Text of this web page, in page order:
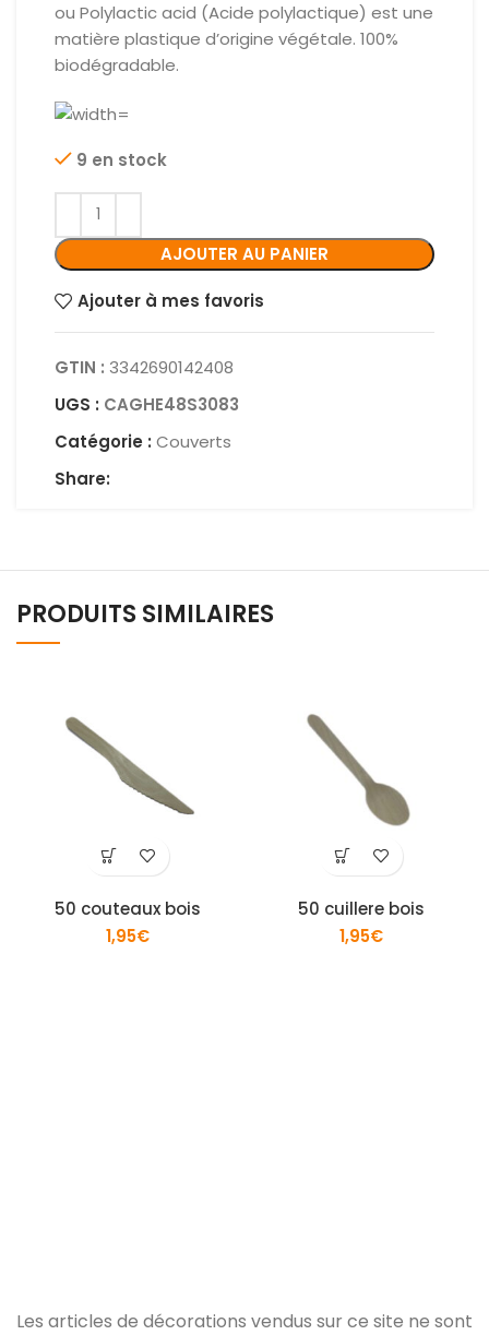
ou Polylactic acid (Acide polylactique) est une
matière plastique d’origine végétale. 100%
biodégradable.
9 en stock
AJOUTER AU PANIER
Ajouter à mes favoris
GTIN : 3342690142408
UGS : CAGHE48S3083
Catégorie : Couverts
Share:
PRODUITS SIMILAIRES
50 couteaux bois
1,95€
50 cuillere bois
1,95€
Les articles de décorations vendus sur ce site ne sont